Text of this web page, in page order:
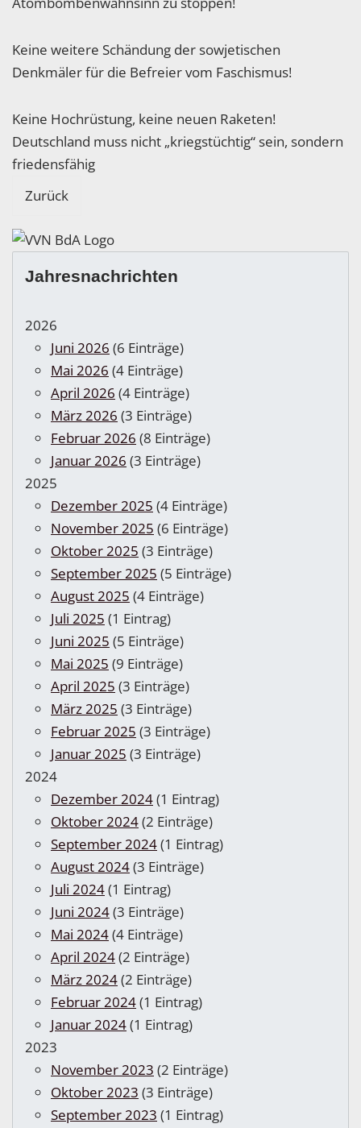
Keine weitere Schändung der sowjetischen
Denkmäler für die Befreier vom Faschismus!
Keine Hochrüstung, keine neuen Raketen!
Deutschland muss nicht „kriegstüchtig“ sein, sondern
friedensfähig
Zurück
Jahresnachrichten
2026
Juni 2026 (6 Einträge)
Mai 2026 (4 Einträge)
April 2026 (4 Einträge)
März 2026 (3 Einträge)
Februar 2026 (8 Einträge)
Januar 2026 (3 Einträge)
2025
Dezember 2025 (4 Einträge)
November 2025 (6 Einträge)
Oktober 2025 (3 Einträge)
September 2025 (5 Einträge)
August 2025 (4 Einträge)
Juli 2025 (1 Eintrag)
Juni 2025 (5 Einträge)
Mai 2025 (9 Einträge)
April 2025 (3 Einträge)
März 2025 (3 Einträge)
Februar 2025 (3 Einträge)
Januar 2025 (3 Einträge)
2024
Dezember 2024(1 Eintrag)
Oktober 2024(2 Einträge)
September 2024(1 Eintrag)
August 2024(3 Einträge)
Juli 2024(1 Eintrag)
Juni 2024(3 Einträge)
Mai 2024(4 Einträge)
April 2024(2 Einträge)
März 2024(2 Einträge)
Februar 2024(1 Eintrag)
Januar 2024(1 Eintrag)
2023
November 2023 (2 Einträge)
Oktober 2023 (3 Einträge)
September 2023 (1 Eintrag)